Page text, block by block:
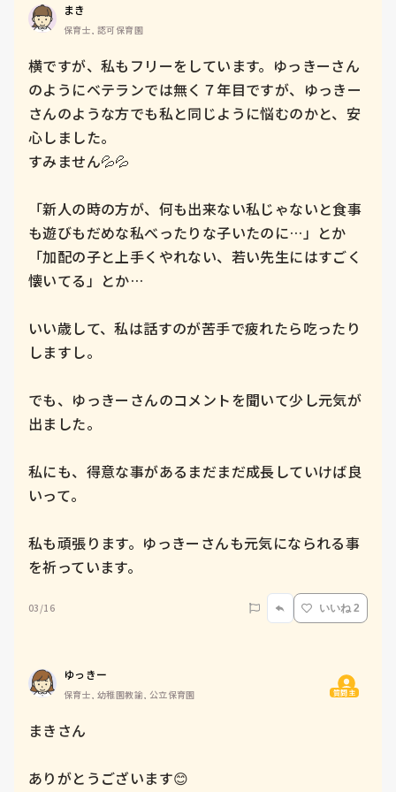
まき
保育士, 認可保育園
横ですが、私もフリーをしています。ゆっきーさん
のようにベテランでは無く７年目ですが、ゆっきー
さんのような方でも私と同じように悩むのかと、安
心しました。
すみません💦💦
「新人の時の方が、何も出来ない私じゃないと食事
も遊びもだめな私べったりな子いたのに…」とか
「加配の子と上手くやれない、若い先生にはすごく
懐いてる」とか…
いい歳して、私は話すのが苦手で疲れたら吃ったり
しますし。
でも、ゆっきーさんのコメントを聞いて少し元気が
出ました。
私にも、得意な事があるまだまだ成長していけば良
いって。
私も頑張ります。ゆっきーさんも元気になられる事
を祈っています。
03/16 いいね 2
ゆっきー
保育士, 幼稚園教諭, 公立保育園 質問主
まきさん
ありがとうございます😊